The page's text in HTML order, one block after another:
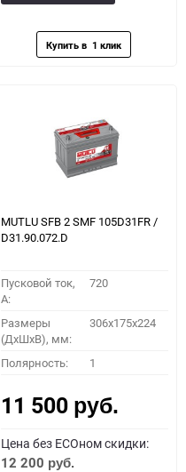
MUTLU SFB 2 SMF 105D31FR /
D31.90.072.D
Пусковой ток,
A:
720
Размеры
(ДхШхВ), мм:
306x175x224
Полярность: 1
11 500 руб.
Цена без ECOном скидки:
12 200 руб.